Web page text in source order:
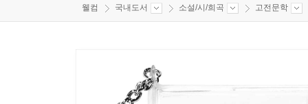
웰컴 국내도서 소설/시/희곡 고전문학